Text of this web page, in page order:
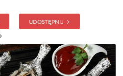
UDOSTĘPNIJ